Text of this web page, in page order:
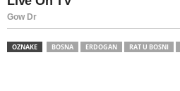
OZNAKE BOSNA ERDOGAN RAT U BOSNI